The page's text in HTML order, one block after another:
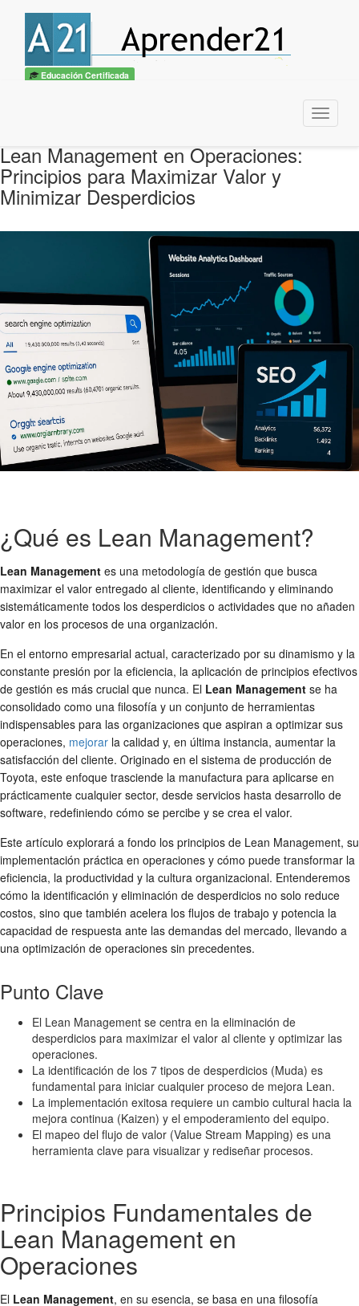
Educación Certificada
Menu
Lean Management en Operaciones:
Principios para Maximizar Valor y
Minimizar Desperdicios
¿Qué es Lean Management?
Lean Management es una metodología de gestión que busca
maximizar el valor entregado al cliente, identificando y eliminando
sistemáticamente todos los desperdicios o actividades que no añaden
valor en los procesos de una organización.
En el entorno empresarial actual, caracterizado por su dinamismo y la
constante presión por la eficiencia, la aplicación de principios efectivos
de gestión es más crucial que nunca. El Lean Management se ha
consolidado como una filosofía y un conjunto de herramientas
indispensables para las organizaciones que aspiran a optimizar sus
operaciones, mejorar la calidad y, en última instancia, aumentar la
satisfacción del cliente. Originado en el sistema de producción de
Toyota, este enfoque trasciende la manufactura para aplicarse en
prácticamente cualquier sector, desde servicios hasta desarrollo de
software, redefiniendo cómo se percibe y se crea el valor.
Este artículo explorará a fondo los principios de Lean Management, su
implementación práctica en operaciones y cómo puede transformar la
eficiencia, la productividad y la cultura organizacional. Entenderemos
cómo la identificación y eliminación de desperdicios no solo reduce
costos, sino que también acelera los flujos de trabajo y potencia la
capacidad de respuesta ante las demandas del mercado, llevando a
una optimización de operaciones sin precedentes.
Punto Clave
El Lean Management se centra en la eliminación de
desperdicios para maximizar el valor al cliente y optimizar las
operaciones.
La identificación de los 7 tipos de desperdicios (Muda) es
fundamental para iniciar cualquier proceso de mejora Lean.
La implementación exitosa requiere un cambio cultural hacia la
mejora continua (Kaizen) y el empoderamiento del equipo.
El mapeo del flujo de valor (Value Stream Mapping) es una
herramienta clave para visualizar y rediseñar procesos.
Principios Fundamentales de
Lean Management en
Operaciones
El Lean Management, en su esencia, se basa en una filosofía